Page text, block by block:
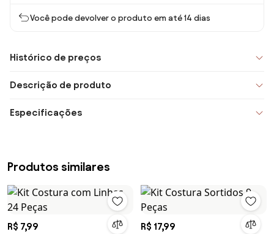
Você pode devolver o produto em até 14 dias
Histórico de preços
Descrição de produto
Especificações
Produtos similares
R$ 7,99 R$ 17,99